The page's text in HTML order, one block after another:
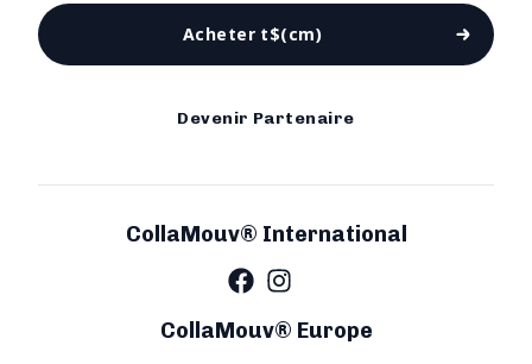
Acheter t$(cm)
Devenir Partenaire
CollaMouv® International
CollaMouv® Europe